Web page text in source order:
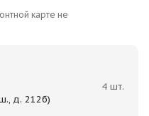
карте не
д. 212б)
4 шт.